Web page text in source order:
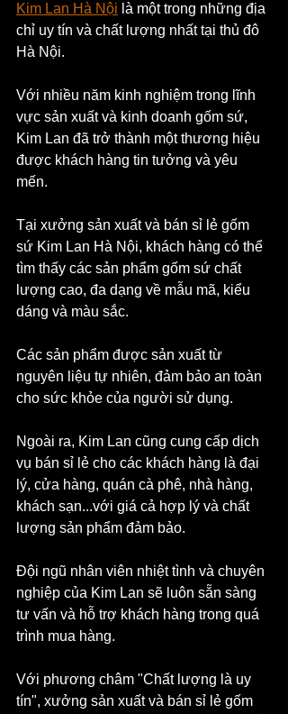
Kim Lan Hà Nội là một trong những địa
chỉ uy tín và chất lượng nhất tại thủ đô
Hà Nội.
Với nhiều năm kinh nghiệm trong lĩnh
vực sản xuất và kinh doanh gốm sứ,
Kim Lan đã trở thành một thương hiệu
được khách hàng tin tưởng và yêu
mến.
Tại xưởng sản xuất và bán sỉ lẻ gốm
sứ Kim Lan Hà Nội, khách hàng có thể
tìm thấy các sản phẩm gốm sứ chất
lượng cao, đa dạng về mẫu mã, kiểu
dáng và màu sắc.
Các sản phẩm được sản xuất từ
nguyên liệu tự nhiên, đảm bảo an toàn
cho sức khỏe của người sử dụng.
Ngoài ra, Kim Lan cũng cung cấp dịch
vụ bán sỉ lẻ cho các khách hàng là đại
lý, cửa hàng, quán cà phê, nhà hàng,
khách sạn...với giá cả hợp lý và chất
lượng sản phẩm đảm bảo.
Đội ngũ nhân viên nhiệt tình và chuyên
nghiệp của Kim Lan sẽ luôn sẵn sàng
tư vấn và hỗ trợ khách hàng trong quá
trình mua hàng.
Với phương châm "Chất lượng là uy
tín", xưởng sản xuất và bán sỉ lẻ gốm